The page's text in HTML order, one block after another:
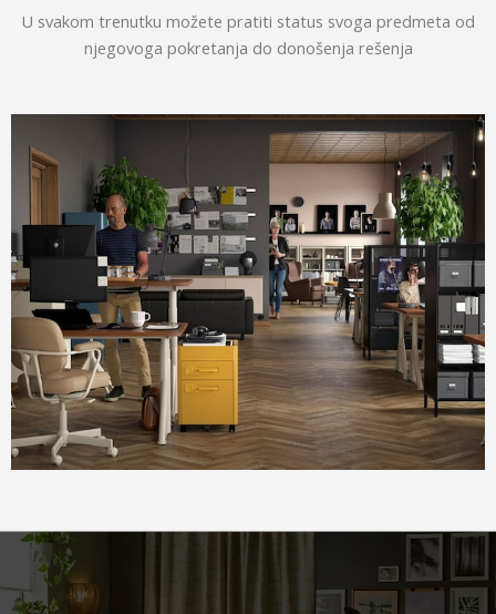
U svakom trenutku možete pratiti status svoga predmeta od
njegovoga pokretanja do donošenja rešenja